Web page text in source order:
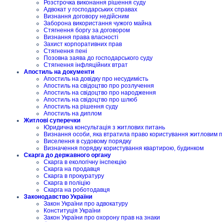
Розстрочка виконання рішення суду
Адвокат у господарських справах
Визнання договору недійсним
Заборона використання чужого майна
Стягнення боргу за договором
Визнання права власності
Захист корпоративних прав
Стягнення пені
Позовна заява до господарського суду
Стягнення інфляційних втрат
Апостиль на документи
Апостиль на довідку про несудимість
Апостиль на свідоцтво про розлучення
Апостиль на свідоцтво про народження
Апостиль на свідоцтво про шлюб
Апостиль на рішення суду
Апостиль на диплом
Житлові суперечки
Юридична консультація з житлових питань
Визнання особи, яка втратила право користування житловим
Виселення в судовому порядку
Визначення порядку користування квартирою, будинком
Скарга до державного органу
Скарга в екологічну інспекцію
Скарга на продавця
Скарга в прокуратуру
Скарга в поліцію
Скарга на роботодавця
Законодавство України
Закон України про адвокатуру
Конституція України
Закон України про охорону прав на знаки